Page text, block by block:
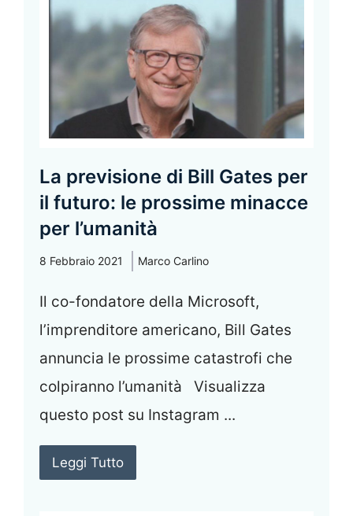
La previsione di Bill Gates per
il futuro: le prossime minacce
per l’umanità
8 Febbraio 2021 Marco Carlino
Il co-fondatore della Microsoft,
l’imprenditore americano, Bill Gates
annuncia le prossime catastrofi che
colpiranno l’umanità Visualizza
questo post su Instagram ...
Leggi Tutto